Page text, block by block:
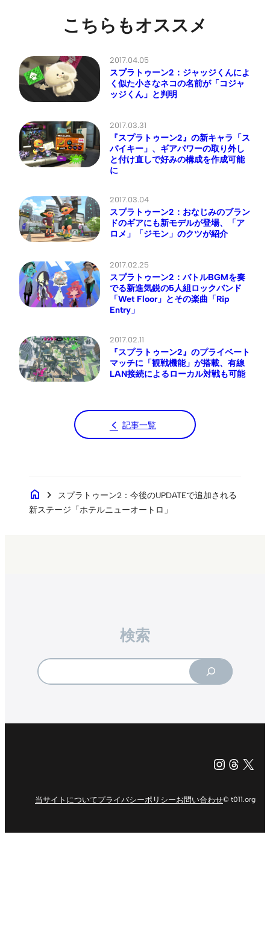
こちらもオススメ
2017.04.05
スプラトゥーン2：ジャッジくんによ
く似た小さなネコの名前が「コジャ
ッジくん」と判明
2017.03.31
『スプラトゥーン2』の新キャラ「ス
パイキー」、ギアパワーの取り外し
と付け直しで好みの構成を作成可能
に
2017.03.04
スプラトゥーン2：おなじみのブラン
ドのギアにも新モデルが登場、「ア
ロメ」「ジモン」のクツが紹介
2017.02.25
スプラトゥーン2：バトルBGMを奏
でる新進気鋭の5人組ロックバンド
「Wet Floor」とその楽曲「Rip
Entry」
2017.02.11
『スプラトゥーン2』のプライベート
マッチに「観戦機能」が搭載、有線
LAN接続によるローカル対戦も可能
記事一覧
home chevron_right
スプラトゥーン2：今後のUPDATEで追加される
新ステージ「ホテルニューオートロ」
検索
X（旧
当サイトについてプライバシーポリシーお問い合わせ© t011.org